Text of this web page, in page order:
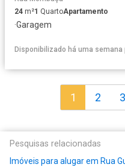
24 m²1 QuartoApartamento
·Garagem
Disponibilizado há uma semana
1 2 3
Pesquisas relacionadas
Imóveis para alugar em Rua